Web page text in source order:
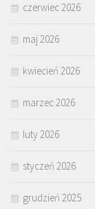
czerwiec 2026
maj 2026
kwiecień 2026
marzec 2026
luty 2026
styczeń 2026
grudzień 2025